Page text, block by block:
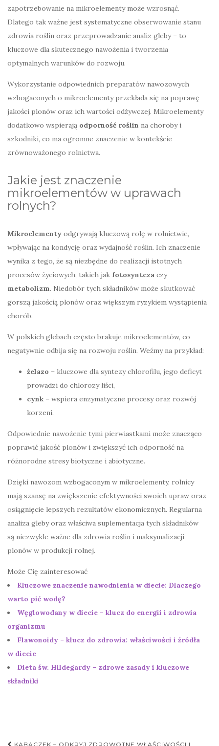
zapotrzebowanie na mikroelementy może wzrosnąć.
Dlatego tak ważne jest systematyczne obserwowanie stanu
zdrowia roślin oraz przeprowadzanie analiz gleby – to
kluczowe dla skutecznego nawożenia i tworzenia
optymalnych warunków do rozwoju.
Wykorzystanie odpowiednich preparatów nawozowych
wzbogaconych o mikroelementy przekłada się na poprawę
jakości plonów oraz ich wartości odżywczej. Mikroelementy
dodatkowo wspierają odporność roślin na choroby i
szkodniki, co ma ogromne znaczenie w kontekście
zrównoważonego rolnictwa.
Jakie jest znaczenie
mikroelementów w uprawach
rolnych?
Mikroelementy odgrywają kluczową rolę w rolnictwie,
wpływając na kondycję oraz wydajność roślin. Ich znaczenie
wynika z tego, że są niezbędne do realizacji istotnych
procesów życiowych, takich jak fotosynteza czy
metabolizm. Niedobór tych składników może skutkować
gorszą jakością plonów oraz większym ryzykiem wystąpienia
chorób.
W polskich glebach często brakuje mikroelementów, co
negatywnie odbija się na rozwoju roślin. Weźmy na przykład:
żelazo – kluczowe dla syntezy chlorofilu, jego deficyt
prowadzi do chlorozy liści,
cynk – wspiera enzymatyczne procesy oraz rozwój
korzeni.
Odpowiednie nawożenie tymi pierwiastkami może znacząco
poprawić jakość plonów i zwiększyć ich odporność na
różnorodne stresy biotyczne i abiotyczne.
Dzięki nawozom wzbogaconym w mikroelementy, rolnicy
mają szansę na zwiększenie efektywności swoich upraw oraz
osiągnięcie lepszych rezultatów ekonomicznych. Regularna
analiza gleby oraz właściwa suplementacja tych składników
są niezwykle ważne dla zdrowia roślin i maksymalizacji
plonów w produkcji rolnej.
Może Cię zainteresować
Kluczowe znaczenie nawodnienia w diecie: Dlaczego
warto pić wodę?
Węglowodany w diecie – klucz do energii i zdrowia
organizmu
Flawonoidy – klucz do zdrowia: właściwości i źródła
w diecie
Dieta św. Hildegardy – zdrowe zasady i kluczowe
składniki
KABACZEK – ODKRYJ ZDROWOTNE WŁAŚCIWOŚCI I